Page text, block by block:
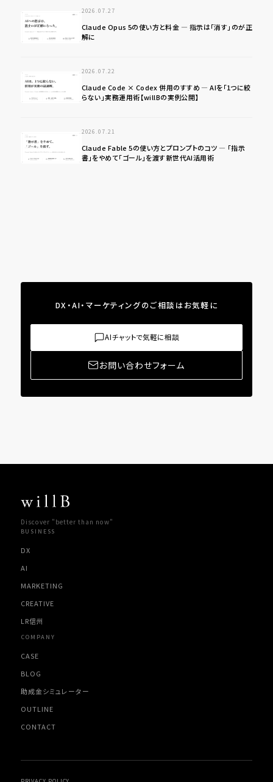
2026.07.27
Claude Opus 5の使い方と料金 ― 指示は「消す」のが正
解に
2026.07.22
Claude Code × Codex 併用のすすめ ― AIを「1つに絞
らない」実務運用術【willBの実例公開】
2026.07.21
Claude Fable 5の使い方とプロンプトのコツ ― 「指示
書」をやめて「ゴール」を渡す新世代AI活用術
DX・AI・マーケティングのご相談はお気軽に
AIチャットで気軽に相談
お問い合わせフォーム
Discover "better than now"
BUSINESS
DX
AI
MARKETING
CREATIVE
LR信州
COMPANY
CASE
BLOG
助成金シミュレーター
OUTLINE
CONTACT